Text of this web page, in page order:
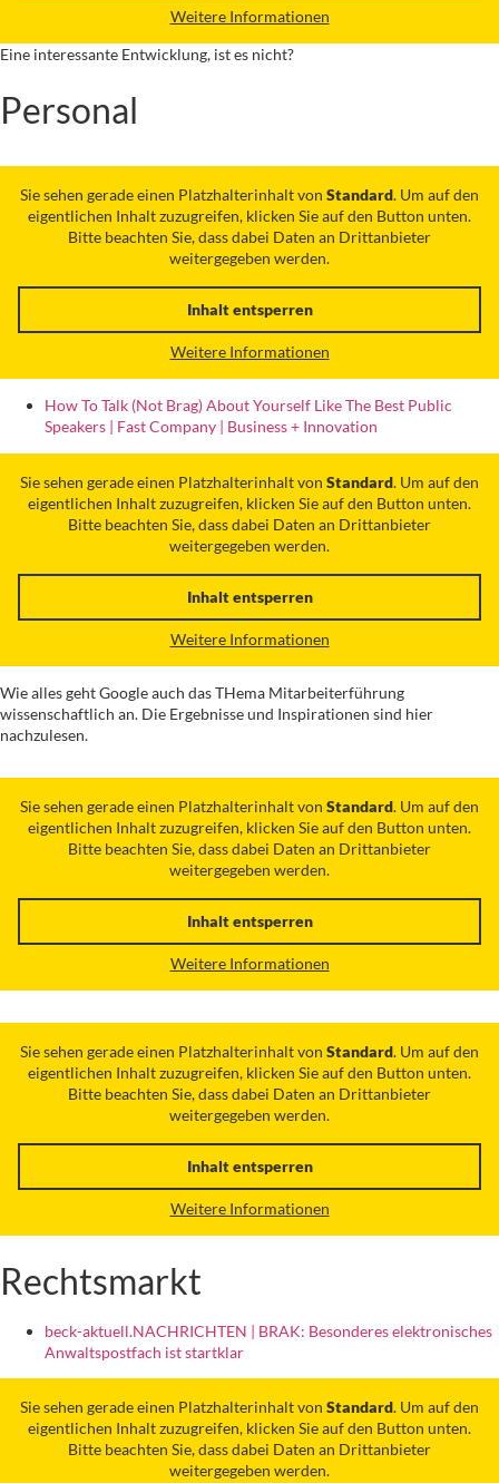
Weitere Informationen
Eine interessante Entwicklung, ist es nicht?
Personal
Sie sehen gerade einen Platzhalterinhalt von Standard. Um auf den
eigentlichen Inhalt zuzugreifen, klicken Sie auf den Button unten.
Bitte beachten Sie, dass dabei Daten an Drittanbieter
weitergegeben werden.
Inhalt entsperren
Weitere Informationen
How To Talk (Not Brag) About Yourself Like The Best Public
Speakers | Fast Company | Business + Innovation
Sie sehen gerade einen Platzhalterinhalt von Standard. Um auf den
eigentlichen Inhalt zuzugreifen, klicken Sie auf den Button unten.
Bitte beachten Sie, dass dabei Daten an Drittanbieter
weitergegeben werden.
Inhalt entsperren
Weitere Informationen
Wie alles geht Google auch das THema Mitarbeiterführung
wissenschaftlich an. Die Ergebnisse und Inspirationen sind hier
nachzulesen.
Sie sehen gerade einen Platzhalterinhalt von Standard. Um auf den
eigentlichen Inhalt zuzugreifen, klicken Sie auf den Button unten.
Bitte beachten Sie, dass dabei Daten an Drittanbieter
weitergegeben werden.
Inhalt entsperren
Weitere Informationen
Sie sehen gerade einen Platzhalterinhalt von Standard. Um auf den
eigentlichen Inhalt zuzugreifen, klicken Sie auf den Button unten.
Bitte beachten Sie, dass dabei Daten an Drittanbieter
weitergegeben werden.
Inhalt entsperren
Weitere Informationen
Rechtsmarkt
beck-aktuell.NACHRICHTEN | BRAK: Besonderes elektronisches
Anwaltspostfach ist startklar
Sie sehen gerade einen Platzhalterinhalt von Standard. Um auf den
eigentlichen Inhalt zuzugreifen, klicken Sie auf den Button unten.
Bitte beachten Sie, dass dabei Daten an Drittanbieter
weitergegeben werden.